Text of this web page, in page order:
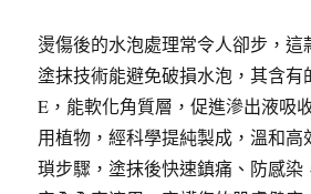
燙傷後的水泡處理常令人卻步，這
塗抹技術能避免破損水泡，其含有
E，能軟化角質層，促進滲出液吸
用植物，經科學提純製成，溫和高
瑣步驟，塗抹後快速鎮痛、防感染